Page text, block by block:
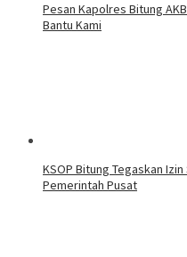
Pesan Kapolres Bitung
Bantu Kami
KSOP Bitung Tegaskan
Pemerintah Pusat